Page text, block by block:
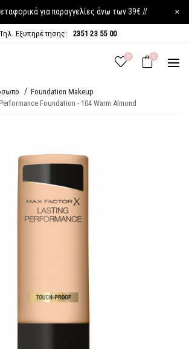
για παραγγελίες άνω των 39€ // ×
Τηλ. Εξυπηρέτησης: 2351 23 55 00
0 0
Foundation Makeup
Foundation - 104 Warm Almond